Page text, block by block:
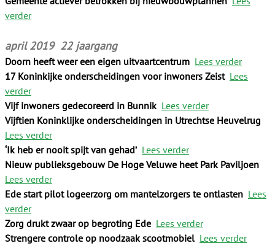
verder
april 2019 22 jaargang
Doorn heeft weer een eigen uitvaartcentrum Lees verder
17 Koninkijke onderscheidingen voor inwoners Zeist Lees
verder
Vijf inwoners gedecoreerd in Bunnik Lees verder
Vijftien Koninklijke onderscheidingen in Utrechtse Heuvelrug
Lees verder
‘Ik heb er nooit spijt van gehad’ Lees verder
Nieuw publieksgebouw De Hoge Veluwe heet Park Paviljoen
Lees verder
Ede start pilot logeerzorg om mantelzorgers te ontlasten Lees
verder
Zorg drukt zwaar op begroting Ede Lees verder
Strengere controle op noodzaak scootmobiel Lees verder